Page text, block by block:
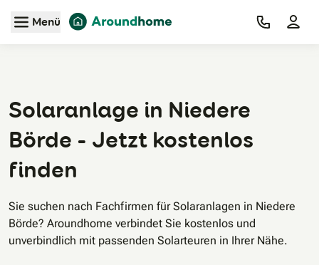
Zum Hauptinhalt
Menü
Solaranlage in Niedere
Börde - Jetzt kostenlos
finden
Sie suchen nach Fachfirmen für Solaranlagen in Niedere
Börde? Aroundhome verbindet Sie kostenlos und
unverbindlich mit passenden Solarteuren in Ihrer Nähe.